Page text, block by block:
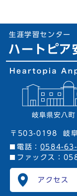
生涯学習センター
ハートピア
〒503-0198
岐
電話： 0584-
ファックス：
アクセス